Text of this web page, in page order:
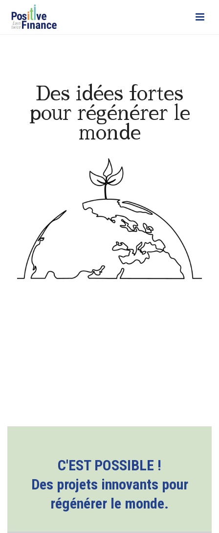
Des idées fortes
pour régénérer le
monde
C'EST POSSIBLE !
Des projets innovants pour
régénérer le monde.